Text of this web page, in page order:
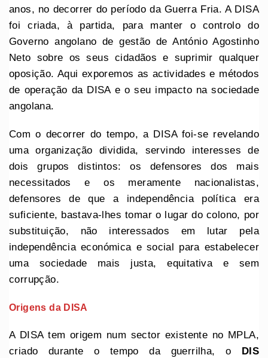
anos, no decorrer do período da Guerra Fria. A DISA
foi criada, à partida, para manter o controlo do
Governo angolano de gestão de António Agostinho
Neto sobre os seus cidadãos e suprimir qualquer
oposição. Aqui exporemos as actividades e métodos
de operação da DISA e o seu impacto na sociedade
angolana.
Com o decorrer do tempo, a DISA foi-se revelando
uma organização dividida, servindo interesses de
dois grupos distintos: os defensores dos mais
necessitados e os meramente nacionalistas,
defensores de que a independência política era
suficiente, bastava-lhes tomar o lugar do colono, por
substituição, não interessados em lutar pela
independência económica e social para estabelecer
uma sociedade mais justa, equitativa e sem
corrupção.
Origens da DISA
A DISA tem origem num sector existente no MPLA,
criado durante o tempo da guerrilha, o DIS